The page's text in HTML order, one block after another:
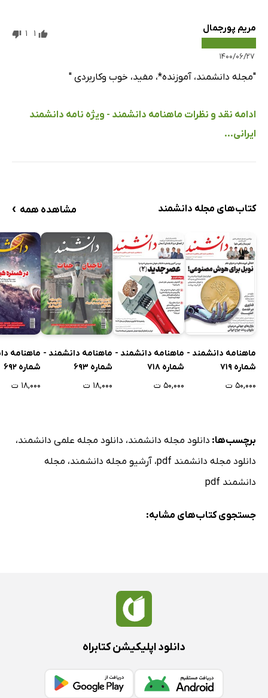
مریم پورجمال
۱۴۰۰/۰۶/۲۷
1
1
"مجله دانشمند، آموزنده*، مفید، خوب وکاربردی "
ادامه نقد و نظرات ماهنامه دانشمند - ویژه نامه دانشمند
ایرانی...
کتاب‌های مجله دانشمند مشاهده همه ›
ماهنامه دانشمند -
شماره 719
۵۰,۰۰۰ ت
ماهنامه دانشمند -
شماره 718
۵۰,۰۰۰ ت
ماهنامه دانشمند -
شماره 693
۱۸,۰۰۰ ت
ماهنامه
شماره 692
۱۸,۰۰۰ ت
برچسب‌ها: دانلود مجله دانشمند، دانلود مجله علمی دانشمند،
دانلود مجله دانشمند pdf
، آرشیو مجله دانشمند، مجله
دانشمند pdf
جستجوی کتاب‌های مشابه:
دانلود اپلیکیشن کتابراه